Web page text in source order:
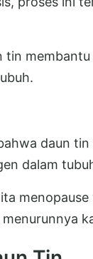
tin
daun
dalam